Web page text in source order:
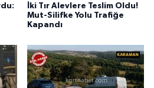
İki Tır Alevlere Teslim Oldu!
Mut-Silifke Yolu Trafiğe
Kapandı